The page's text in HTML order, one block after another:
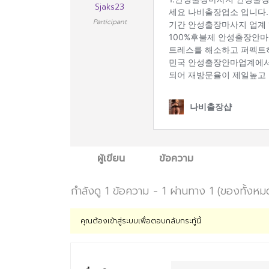
Sjaks23
Participant
ผู้เขียน ข้อความ
กำลังดู 1 ข้อความ - 1 ผ่านทาง 1 (ของทั้งหม
คุณต้องเข้าสู่ระบบเพื่อตอบกลับกระทู้นี้